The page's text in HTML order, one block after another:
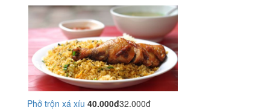
Phở trộn xá xíu 40.000đ32.000đ